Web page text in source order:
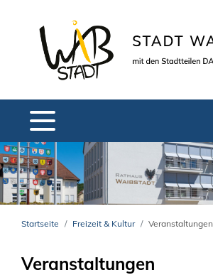
Startseite Freizeit & Kultur Veranstaltungen
Veranstaltungen